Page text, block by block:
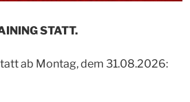
STATT.
ab Montag, dem 31.08.2026: